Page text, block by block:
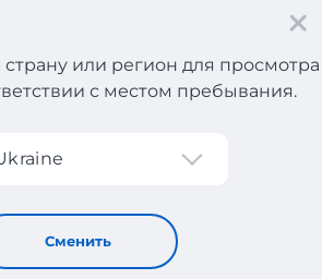
или регион для просмотра
с местом пребывания.
Сменить